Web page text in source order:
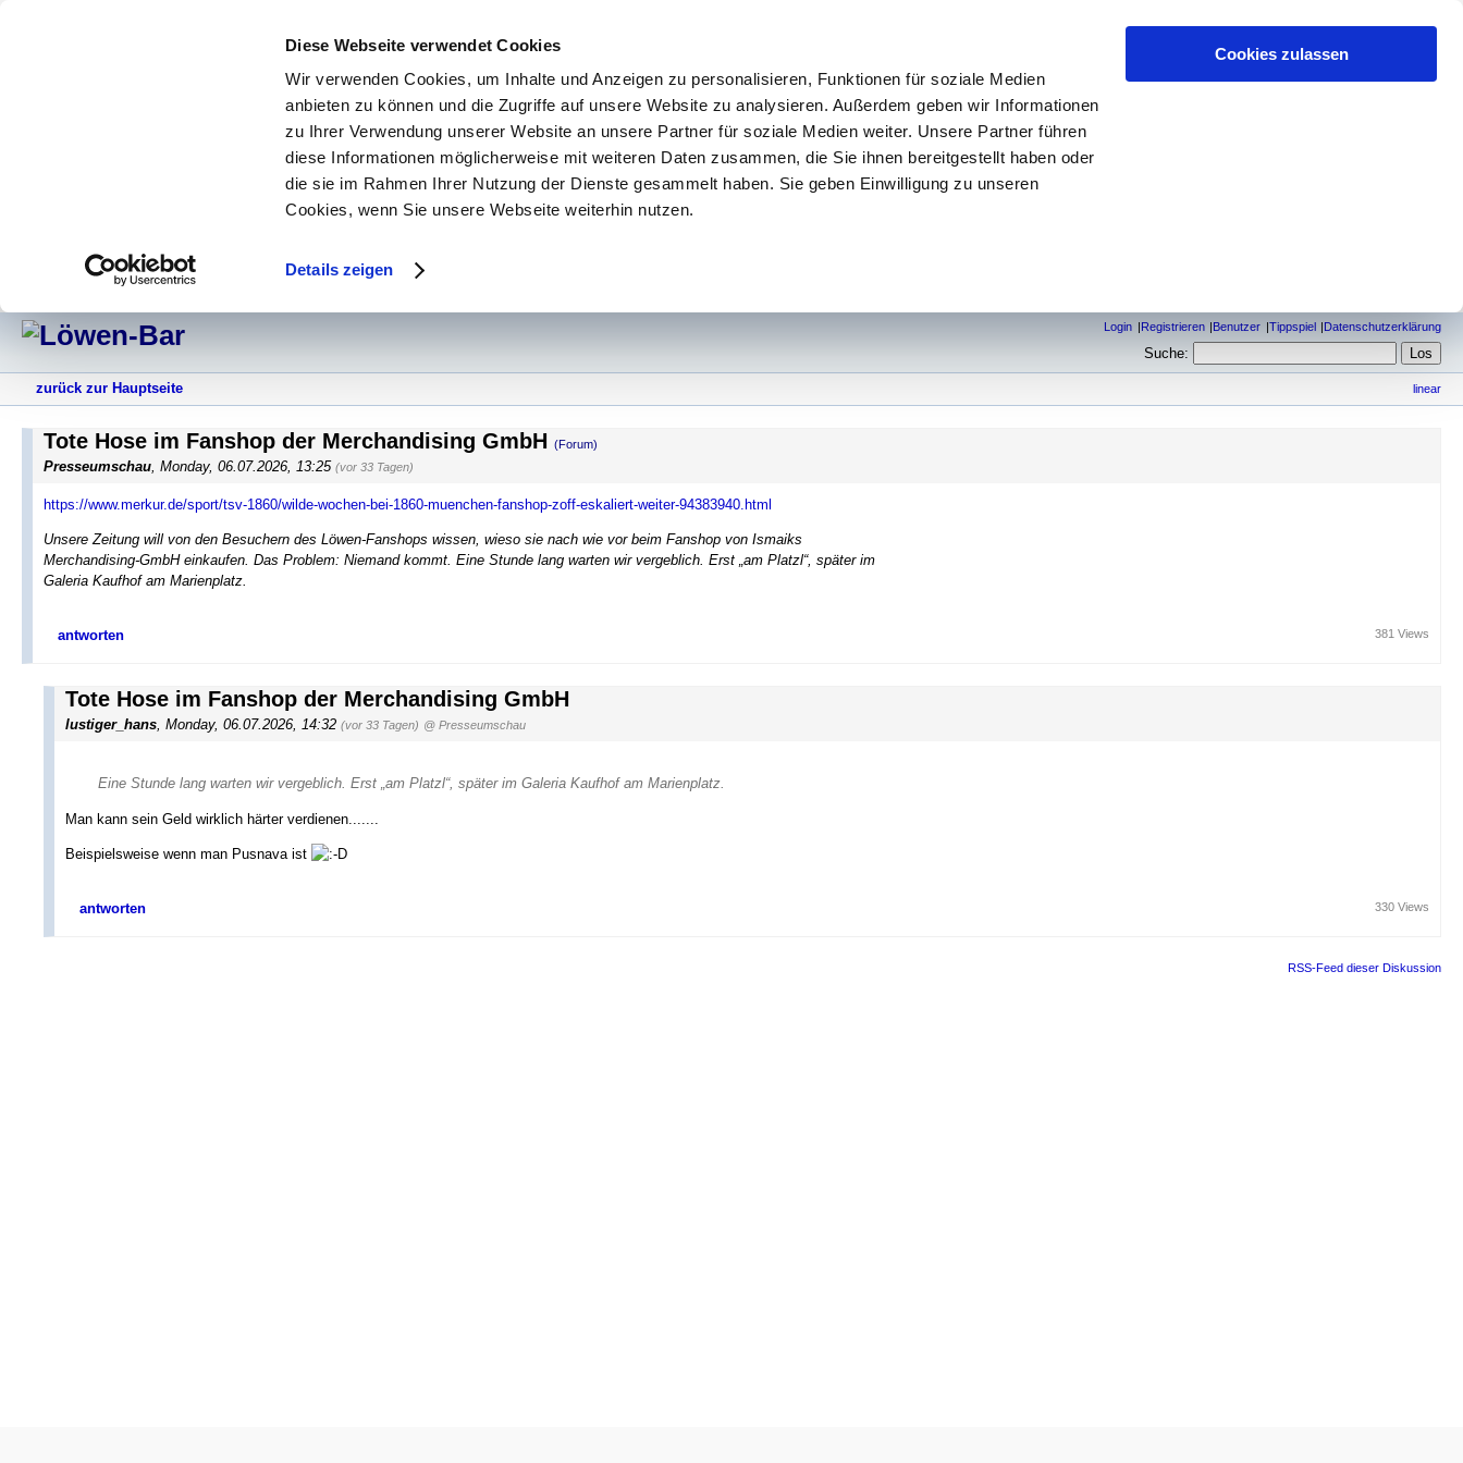
Diese Webseite verwendet Cookies
Wir verwenden Cookies, um Inhalte und Anzeigen zu personalisieren, Funktionen für soziale Medien
anbieten zu können und die Zugriffe auf unsere Website zu analysieren. Außerdem geben wir Informationen
zu Ihrer Verwendung unserer Website an unsere Partner für soziale Medien weiter. Unsere Partner führen
diese Informationen möglicherweise mit weiteren Daten zusammen, die Sie ihnen bereitgestellt haben oder
die sie im Rahmen Ihrer Nutzung der Dienste gesammelt haben. Sie geben Einwilligung zu unseren
Cookies, wenn Sie unsere Webseite weiterhin nutzen.
Details zeigen
Cookies zulassen
Login Registrieren Benutzer Tippspiel Datenschutzerklärung
Suche:
zurück zur Hauptseite linear
Tote Hose im Fanshop der Merchandising GmbH (Forum)
Presseumschau, Monday, 06.07.2026, 13:25 (vor 33 Tagen)
https://www.merkur.de/sport/tsv-1860/wilde-wochen-bei-1860-muenchen-fanshop-zoff-eskaliert-weiter-94383940.html
Unsere Zeitung will von den Besuchern des Löwen-Fanshops wissen, wieso sie nach wie vor beim Fanshop von Ismaiks
Merchandising-GmbH einkaufen. Das Problem: Niemand kommt. Eine Stunde lang warten wir vergeblich. Erst „am Platzl“, später im
Galeria Kaufhof am Marienplatz.
antworten 381 Views
Tote Hose im Fanshop der Merchandising GmbH
lustiger_hans, Monday, 06.07.2026, 14:32 (vor 33 Tagen) @ Presseumschau
Eine Stunde lang warten wir vergeblich. Erst „am Platzl“, später im Galeria Kaufhof am Marienplatz.
Man kann sein Geld wirklich härter verdienen.......
Beispielsweise wenn man Pusnava ist
antworten 330 Views
RSS-Feed dieser Diskussion